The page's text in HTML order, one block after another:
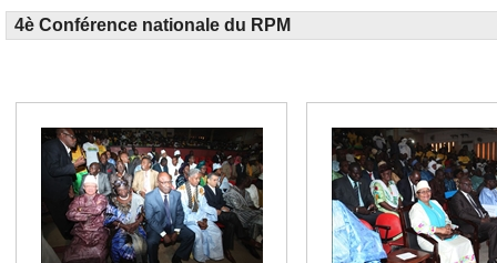
4è Conférence nationale du RPM